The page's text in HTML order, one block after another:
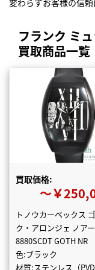
変わらずお客様の信頼
フランク ミ
買取商品一覧
買取価格:
〜￥
トノウカーベックス
ク・アロンジェ ノア
8880SCDT GOTH NR
色:ブラック
材質:ステンレス（PVD